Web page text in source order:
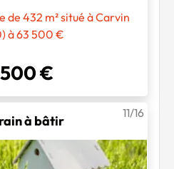
432 m² situé à Carvin
à 63 500 €
€
à bâtir
11/16